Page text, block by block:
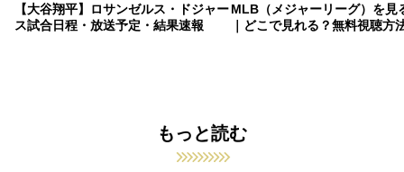
【大谷翔平】ロサンゼルス・ドジャー
ス試合日程・放送予定・結果速報
MLB（メジャーリーグ）を見
｜どこで見れる？無料視聴方
もっと読む